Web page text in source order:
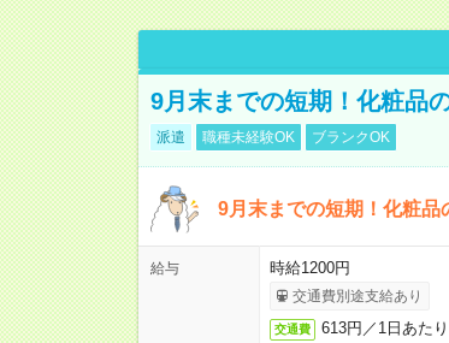
9月末までの短期！化粧品
派遣 職種未経験OK ブランクOK
9月末までの短期！化粧品
給与 時給1200円
交通費別途支給あり
交通費 613円／1日あた